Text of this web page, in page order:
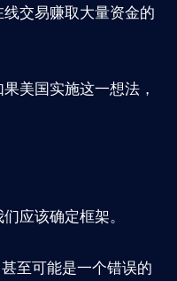
交易赚取大量资金的
美国实施这一想法，
应该确定框架。
至可能是一个错误的